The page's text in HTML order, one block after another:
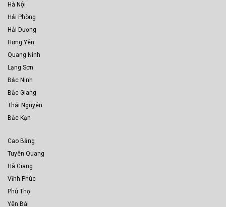
Hà Nội
Hải Phòng
Hải Dương
Hưng Yên
Quang Ninh
Lạng Sơn
Bắc Ninh
Bắc Giang
Thái Nguyên
Bắc Kạn
Cao Bằng
Tuyên Quang
Hà Giang
Vĩnh Phúc
Phú Thọ
Yên Bái